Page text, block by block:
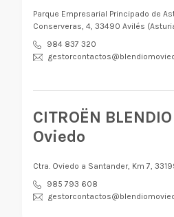
Parque Empresarial Principado de
Conserveras, 4, 33490 Avilés
984 837 320
CITROËN
Oviedo
Ctra. Oviedo a Santander, Km 7,
985 793 608